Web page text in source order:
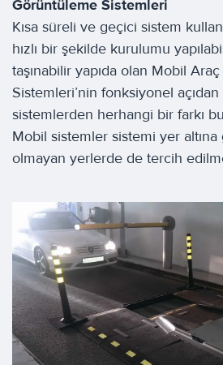
Görüntüleme Sistemleri
Kısa süreli ve geçici sistem
hızlı bir şekilde kurulumu
taşınabilir yapıda olan Mobil
Sistemleri’nin fonksiyonel
sistemlerden herhangi bir farkı
Mobil sistemler sistemi yer
olmayan yerlerde de tercih